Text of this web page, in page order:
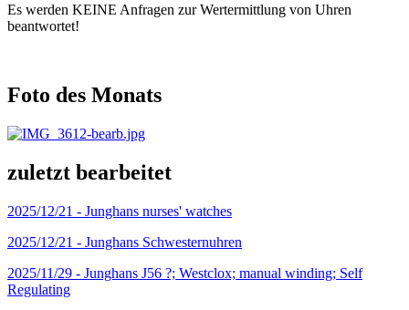
Es werden KEINE Anfragen zur Wertermittlung von Uhren
beantwortet!
Foto des Monats
zuletzt bearbeitet
2025/12/21 - Junghans nurses' watches
2025/12/21 - Junghans Schwesternuhren
2025/11/29 - Junghans J56 ?; Westclox; manual winding; Self
Regulating